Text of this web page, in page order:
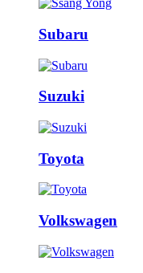
Subaru
Suzuki
Toyota
Volkswagen